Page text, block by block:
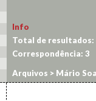
Info
Total de resultados:
Correspondência: 3
Arquivos > Mário
Europa